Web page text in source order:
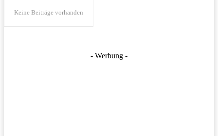
Keine Beiträge vorhanden
- Werbung -